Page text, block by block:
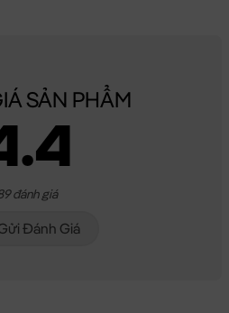
SẢN PHẨM
đánh giá
Đánh Giá